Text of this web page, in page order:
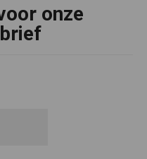
onze